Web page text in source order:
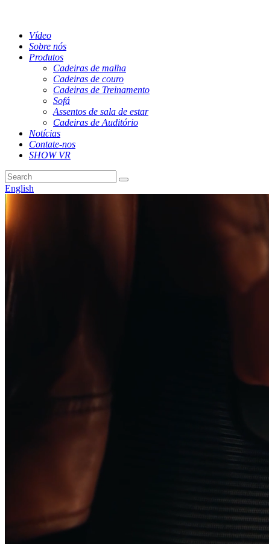
Vídeo
Sobre nós
Produtos
Cadeiras de malha
Cadeiras de couro
Cadeiras de Treinamento
Sofá
Assentos de sala de estar
Cadeiras de Auditório
Notícias
Contate-nos
SHOW VR
English